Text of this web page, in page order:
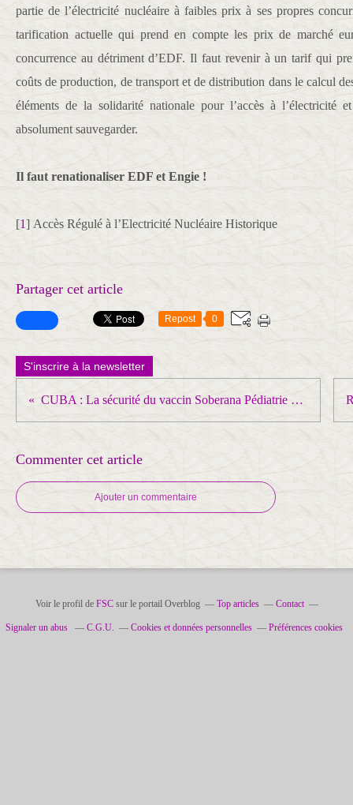
partie de l’électricité nucléaire à faibles prix à ses propres
tarification actuelle qui prend en compte les prix de marché
concurrence au détriment d’EDF. Il faut revenir à un tarif qui
coûts de production, de transport et de distribution dans le calcul
éléments de la solidarité nationale pour l’accès à l’électricité
absolument sauvegarder.
Il faut renationaliser EDF et Engie !
[1] Accès Régulé à l’Electricité Nucléaire Historique
Partager cet article
Repost 0
S'inscrire à la newsletter
CUBA : La sécurité du vaccin Soberana Pédiatrie est confirmée
Commenter cet article
Ajouter un commentaire
Voir le profil de FSCsur le portail Overblog Top articles Contact
Signaler un abus C.G.U. Cookies et données personnelles Préférences cookies